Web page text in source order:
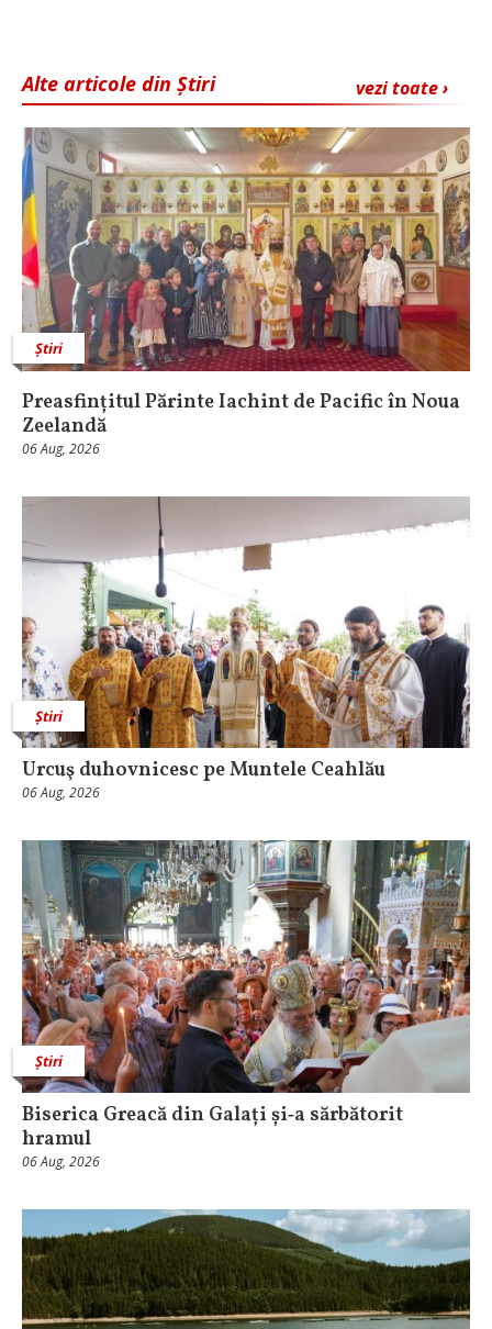
vezi toate ›
Alte articole din Știri
Știri
Preasfințitul Părinte Iachint de Pacific în Noua
Zeelandă
06 Aug, 2026
Știri
Urcuş duhovnicesc pe Muntele Ceahlău
06 Aug, 2026
Știri
Biserica Greacă din Galați și‑a sărbătorit
hramul
06 Aug, 2026